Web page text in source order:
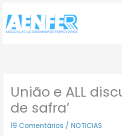
para
conteúdo
União e ALL
de safra’
19 Comentários /NOTICIAS